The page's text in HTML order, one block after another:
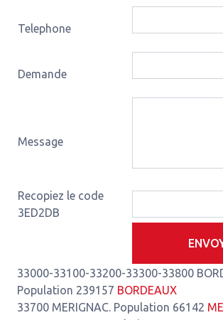
Telephone
Demande
Message
Recopiez le code
3ED2DB
33000-33100-33200-33300-33800
Population 239157 BORDEAUX
33700 MERIGNAC. Population 66142